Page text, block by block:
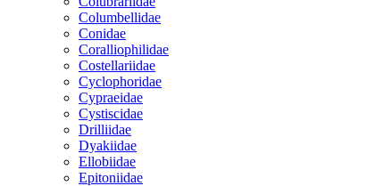
Columbellidae
Conidae
Coralliophilidae
Costellariidae
Cyclophoridae
Cypraeidae
Cystiscidae
Drilliidae
Dyakiidae
Ellobiidae
Epitoniidae